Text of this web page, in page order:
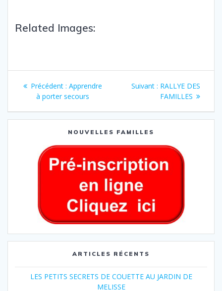
Related Images:
Précédent : Apprendre
à porter secours
Suivant : RALLYE DES
FAMILLES
NOUVELLES FAMILLES
ARTICLES RÉCENTS
LES PETITS SECRETS DE COUETTE AU JARDIN DE
MELISSE